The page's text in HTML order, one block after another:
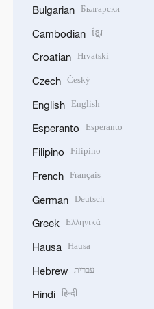
Bulgarian Български
Cambodian ខ្មែរ
Croatian Hrvatski
Czech Český
English English
Esperanto Esperanto
Filipino Filipino
French Français
German Deutsch
Greek Ελληνικά
Hausa Hausa
Hebrew עברית
Hindi हिन्दी